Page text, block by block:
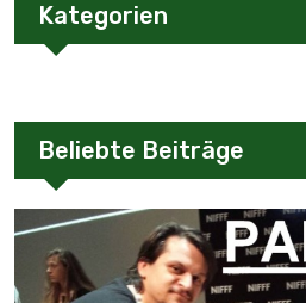
Kategorien
Beliebte Beiträge